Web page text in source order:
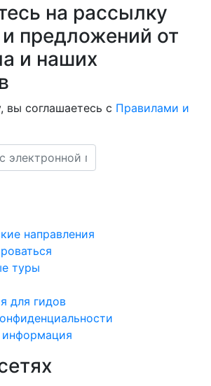
на рассылку
предложений от
и наших
вы соглашаетесь с Правилами и
направления
туры
для гидов
информация